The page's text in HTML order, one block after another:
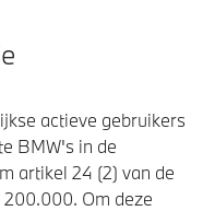
actieve gebruikers
BMW's in de
artikel 24 (2) van de
Om deze